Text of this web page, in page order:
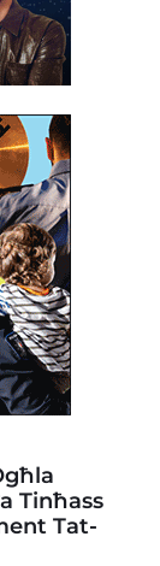
Tinħass
Tat-